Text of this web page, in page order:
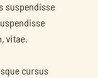
suspendisse
vitae.
cursus